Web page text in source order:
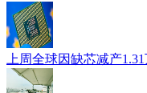
上周全球因缺芯减产